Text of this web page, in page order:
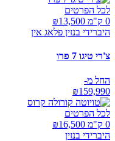
לכל הפרטים
0 ק"מ ₪
13,500
היברידי בנזין פלאג אין
צ'רי טיגו 7 פרו
החל מ-
₪159,990
לכל הפרטים
0 ק"מ ₪
16,500
היברידי בנזין